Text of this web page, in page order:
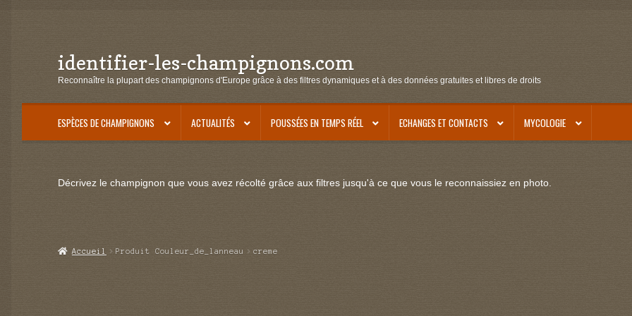
Aller
à
navigation
Aller
au
identifier-les-champignons.com
Reconnaître la plupart des champignons d'Europe grâce à des filtres dynamiques et à des données gratuites et libres de droits
ESPÈCES DE CHAMPIGNONS ACTUALITÉS POUSSÉES EN TEMPS RÉEL ECHANGES ET CONTACTS MYCOLOGIE
Décrivez le champignon que vous avez récolté grâce aux filtres jusqu'à ce que vous le reconnaissiez en photo.
Accueil Produit Couleur_de_lanneau creme